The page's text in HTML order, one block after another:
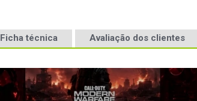
Ficha técnica Avaliação dos clientes